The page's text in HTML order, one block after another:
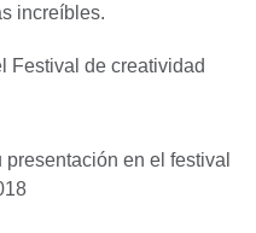
increíbles.